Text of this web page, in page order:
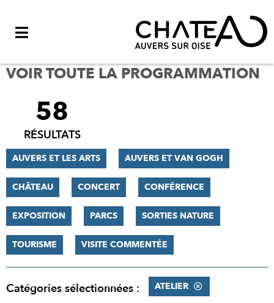
VOIR TOUTE LA PROGRAMMATION
FILTRER
RÉSULTATS
58
RÉSULTATS
AUVERS ET LES ARTS AUVERS ET VAN GOGH
CHÂTEAU CONCERT CONFÉRENCE
EXPOSITION PARCS SORTIES NATURE
TOURISME VISITE COMMENTÉE
Catégories sélectionnées : ATELIER